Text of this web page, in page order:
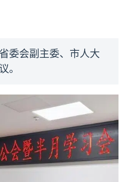
委会副主委、市人大
。